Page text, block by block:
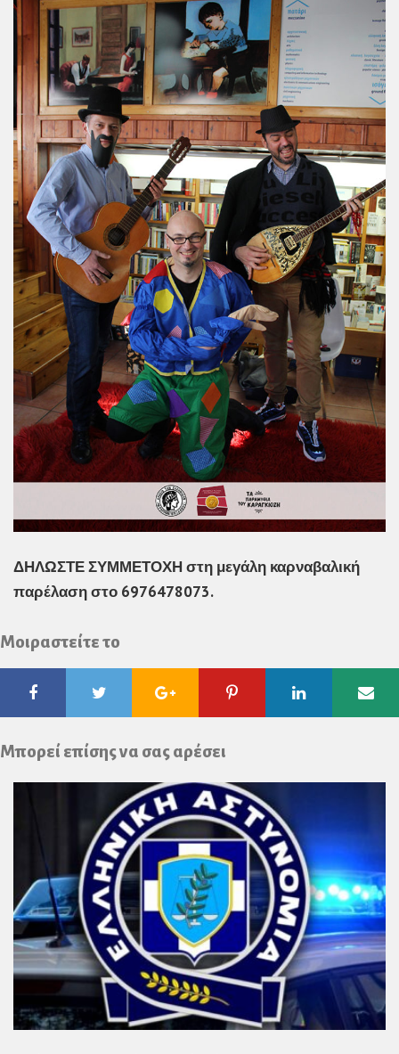
ΔΗΛΩΣΤΕ ΣΥΜΜΕΤΟΧΗ στη μεγάλη καρναβαλική
παρέλαση στο 6976478073.
Μοιραστείτε το
FacebookTwitter Google
Plus
Pinterest Linkedin
Μπορεί επίσης να σας αρέσει